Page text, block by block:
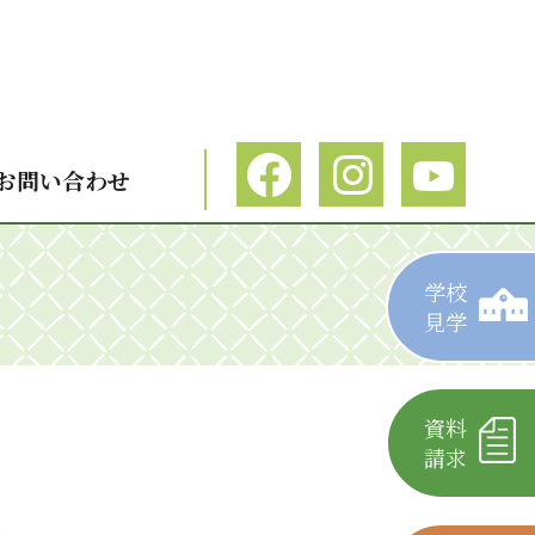
問い合わせ
学校
見学
資料
請求